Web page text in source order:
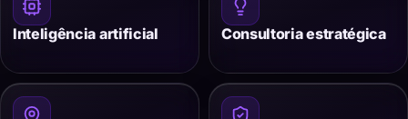
Inteligência artificial Consultoria estratégica